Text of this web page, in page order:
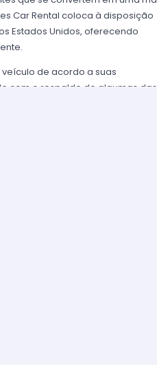
Car Rental coloca à disposição
Estados Unidos, oferecendo
de acordo a suas
com o respaldo de algumas das